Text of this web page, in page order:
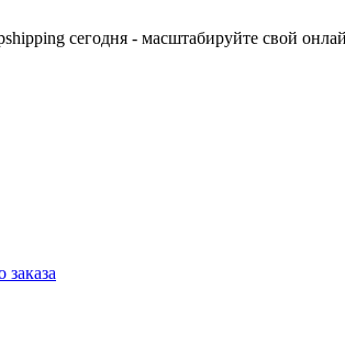
сегодня - масштабируйте свой
заказа